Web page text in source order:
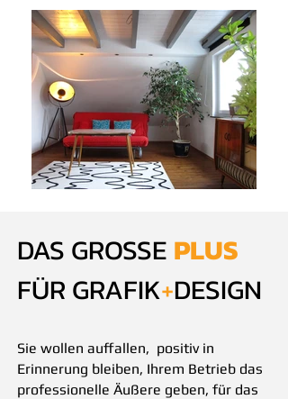
DAS GROSSE PLUS
FÜR GRAFIK+DESIGN
Sie wollen auffallen, positiv in
Erinnerung bleiben, Ihrem Betrieb das
professionelle Äußere geben, für das